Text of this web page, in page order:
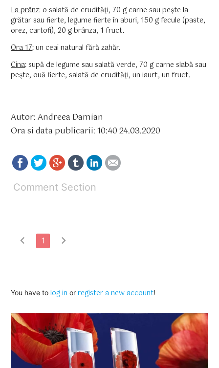
La prânz: o salată de crudităţi, 70 g carne sau peşte la
grătar sau fierte, legume fierte în aburi, 150 g fecule (paste,
orez, cartofi), 20 g brânza, 1 fruct.
Ora 17: un ceai natural fără zahăr.
Cina: supă de legume sau salată verde, 70 g carne slabă sau
peşte, ouă fierte, salată de crudităţi, un iaurt, un fruct.
Autor: Andreea Damian
Ora si data publicarii: 10:40 24.03.2020
Comment Section
chevron_left 1 chevron_right
You have tolog in orregister a new account!